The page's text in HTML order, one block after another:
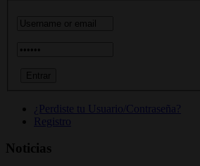
¿Perdiste tu Usuario/Contraseña?
Registro
Noticias